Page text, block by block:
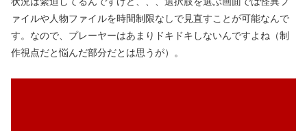
ァイルや人物ファイルを時間制限なしで見直すことが可能なんで
す。なので、プレーヤーはあまりドキドキしないんですよね（制
作視点だと悩んだ部分だとは思うが）。